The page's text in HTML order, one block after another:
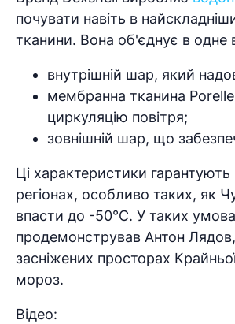
почувати навіть в
тканини. Вона об'єднує в одне
внутрішній шар, який
мембранна тканина
циркуляцію повітря;
зовнішній шар, що
Ці характеристики
регіонах, особливо таких, як
впасти до -50°C. У таких
продемонстрував Антон
засніжених просторах
мороз.
Відео: